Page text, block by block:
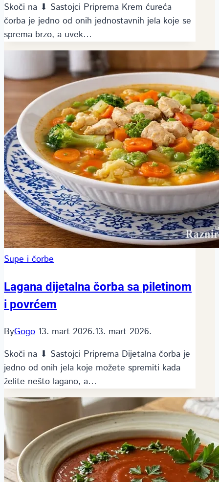
Skoči na ⬇ Sastojci Priprema Krem ćureća
čorba je jedno od onih jednostavnih jela koje se
sprema brzo, a uvek…
Supe i čorbe
Lagana dijetalna čorba sa piletinom
i povrćem
ByGogo 13. mart 2026.13. mart 2026.
Skoči na ⬇ Sastojci Priprema Dijetalna čorba je
jedno od onih jela koje možete spremiti kada
želite nešto lagano, a…